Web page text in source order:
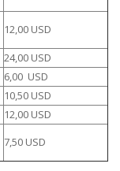
12,00 USD
24,00 USD
6,00 USD
10,50 USD
12,00 USD
7,50 USD